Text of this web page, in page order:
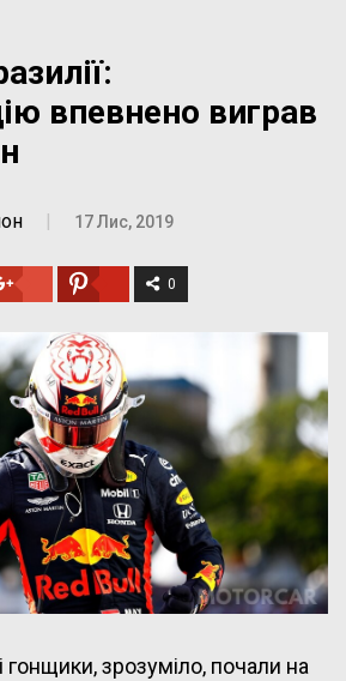
впевнено виграв
| 17 Лис, 2019
0
зрозуміло, почали на